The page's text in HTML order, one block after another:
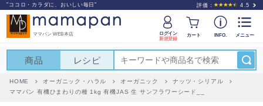
"ココロ・カラダに、おいしい毎日" 評価： 4.5
ママパン WEB本店
ログイン
新規登録
カート INFO. メニュー
商品 レシピ
HOME オーガニック・ハラル オーガニック
ナッツ・シリアル
ママパン 有機ひまわりの種 1kg 有機JAS 生 サンフラワーシード__